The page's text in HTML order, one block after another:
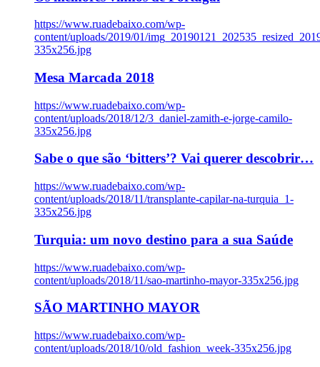
https://www.ruadebaixo.com/wp-
content/uploads/2019/01/
335x256.jpg
Mesa Marcada 2018
https://www.ruadebaixo.com/wp-
content/uploads/2018/12/3_daniel-zamith-e-jorge-camilo-
335x256.jpg
Sabe o que são ‘bitters’? Vai querer descobrir…
https://www.ruadebaixo.com/wp-
content/uploads/2018/11/transplante-capilar-na-turquia_1-
335x256.jpg
Turquia: um novo destino para a sua Saúde
https://www.ruadebaixo.com/wp-
content/uploads/2018/11/sao-martinho-mayor-335x256.jpg
SÃO MARTINHO MAYOR
https://www.ruadebaixo.com/wp-
content/uploads/2018/10/old_fashion_week-335x256.jpg